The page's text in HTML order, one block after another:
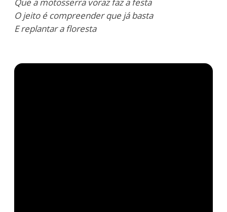
Que a motosserra voraz faz a festa
O jeito é compreender que já basta
E replantar a floresta